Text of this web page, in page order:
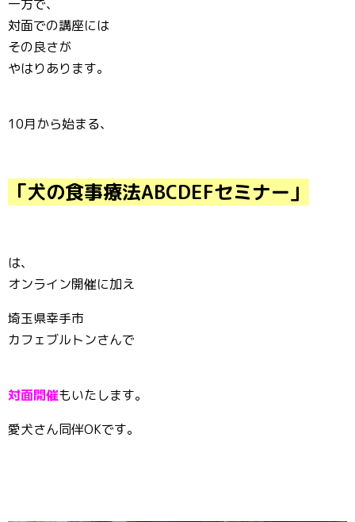
一方で、
対面での講座には
その良さが
やはりあります。
10月から始まる、
「犬の食事療法ABCDEFセミナー」
は、
オンライン開催に加え
埼玉県幸手市
カフェブルトンさんで
対面開催もいたします。
愛犬さん同伴OKです。